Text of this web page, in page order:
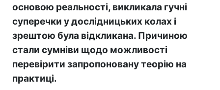
основою реальності, викликала гучні
суперечки у дослідницьких колах і
зрештою була відкликана. Причиною
стали сумніви щодо можливості
перевірити запропоновану теорію на
практиці.